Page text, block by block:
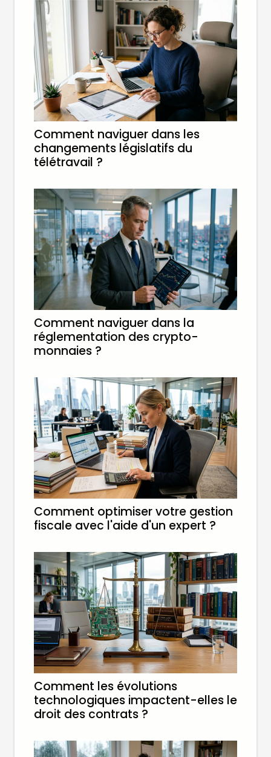
Comment naviguer dans les
changements législatifs du
télétravail ?
Comment naviguer dans la
réglementation des crypto-
monnaies ?
Comment optimiser votre gestion
fiscale avec l'aide d'un expert ?
Comment les évolutions
technologiques impactent-elles le
droit des contrats ?